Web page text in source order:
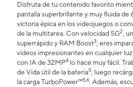
Disfruta de tu contenido favorito
pantalla superbrillante y muy fluida de
victoria épica en los videojuegos o
de la multitarea. Con velocidad 5G2,
superrápido y RAM Boost3, eres
videos impresionantes en cualquier
con IA de 32MP4 lo hace muy fácil.
de Vida útil de la batería5, luego
la carga TurboPower™5,6. Además,